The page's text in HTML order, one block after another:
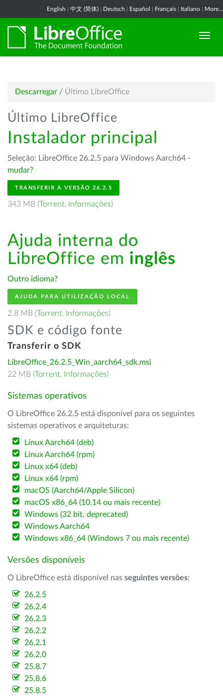
English 中文 (简体) Deutsch Español Français Italiano More...
Descarregar / Último LibreOffice
Último LibreOffice
Instalador principal
Seleção: LibreOffice 26.2.5 para Windows Aarch64 -
mudar?
TRANSFERIR A VERSÃO 26.2.5
343 MB (Torrent, Informações)
Ajuda interna do
LibreOffice em inglês
Outro idioma?
AJUDA PARA UTILIZAÇÃO LOCAL
2.8 MB (Torrent, Informações)
SDK e código fonte
Transferir o SDK
LibreOffice_26.2.5_Win_aarch64_sdk.msi
22 MB (Torrent, Informações)
Sistemas operativos
O LibreOffice 26.2.5 está disponível para os seguintes
sistemas operativos e arquiteturas:
Linux Aarch64 (deb)
Linux Aarch64 (rpm)
Linux x64 (deb)
Linux x64 (rpm)
macOS (Aarch64/Apple Silicon)
macOS x86_64 (10.14 ou mais recente)
Windows (32 bit, deprecated)
Windows Aarch64
Windows x86_64 (Windows 7 ou mais recente)
Versões disponíveis
O LibreOffice está disponível nas seguintes versões:
26.2.5
26.2.4
26.2.3
26.2.2
26.2.1
26.2.0
25.8.7
25.8.6
25.8.5